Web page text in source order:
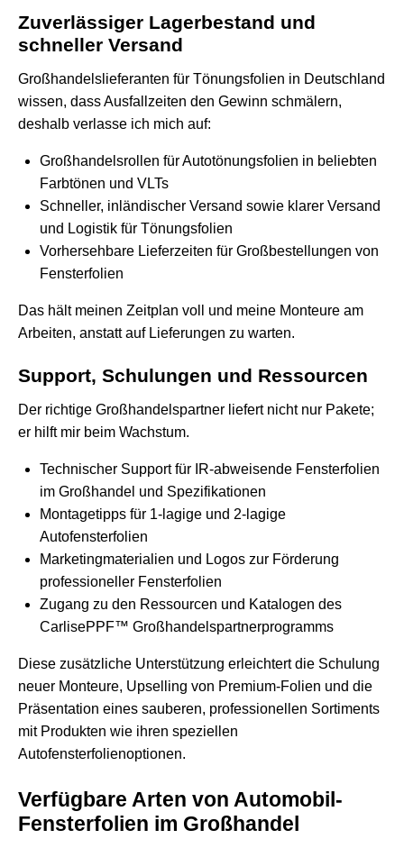
Zuverlässiger Lagerbestand und
schneller Versand
Großhandelslieferanten für Tönungsfolien in Deutschland
wissen, dass Ausfallzeiten den Gewinn schmälern,
deshalb verlasse ich mich auf:
Großhandelsrollen für Autotönungsfolien in beliebten
Farbtönen und VLTs
Schneller, inländischer Versand sowie klarer Versand
und Logistik für Tönungsfolien
Vorhersehbare Lieferzeiten für Großbestellungen von
Fensterfolien
Das hält meinen Zeitplan voll und meine Monteure am
Arbeiten, anstatt auf Lieferungen zu warten.
Support, Schulungen und Ressourcen
Der richtige Großhandelspartner liefert nicht nur Pakete;
er hilft mir beim Wachstum.
Technischer Support für IR-abweisende Fensterfolien
im Großhandel und Spezifikationen
Montagetipps für 1-lagige und 2-lagige
Autofensterfolien
Marketingmaterialien und Logos zur Förderung
professioneller Fensterfolien
Zugang zu den Ressourcen und Katalogen des
CarlisePPF™ Großhandelspartnerprogramms
Diese zusätzliche Unterstützung erleichtert die Schulung
neuer Monteure, Upselling von Premium-Folien und die
Präsentation eines sauberen, professionellen Sortiments
mit Produkten wie ihren speziellen
Autofensterfolienoptionen.
Verfügbare Arten von Automobil-
Fensterfolien im Großhandel